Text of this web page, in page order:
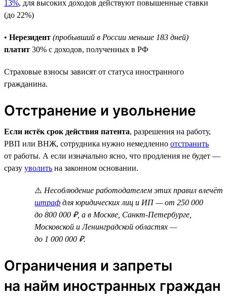
13%, для высоких доходов действуют повышенные ставки
(до 22%)
• Нерезидент (пробывший в России меньше 183 дней)
платит 30% с доходов, полученных в РФ
Страховые взносы зависят от статуса иностранного
гражданина.
Отстранение и увольнение
Если истёк срок действия патента, разрешения на работу,
РВП или ВНЖ, сотрудника нужно немедленно отстранить
от работы. А если изначально ясно, что продления не будет —
сразу уволить на законном основании.
⚠️ Несоблюдение работодателем этих правил влечёт
штраф для юридических лиц и ИП — от 250 000
до 800 000 ₽, а в Москве, Санкт-Петербурге,
Московской и Ленинградской областях —
до 1 000 000 ₽.
Ограничения и запреты
на найм иностранных граждан